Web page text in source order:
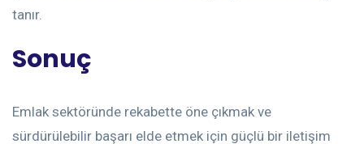
tanır.
Sonuç
Emlak sektöründe rekabette öne çıkmak ve
sürdürülebilir başarı elde etmek için güçlü bir iletişim